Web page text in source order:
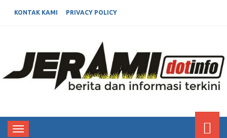
KONTAK KAMI PRIVACY POLICY
JERAMIDOTINFO
Toggle